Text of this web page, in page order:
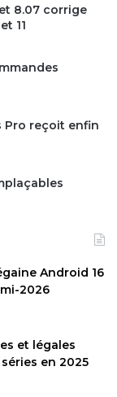
8.07 corrige
11
Pro reçoit enfin
Android 16
2026
et légales
en 2025